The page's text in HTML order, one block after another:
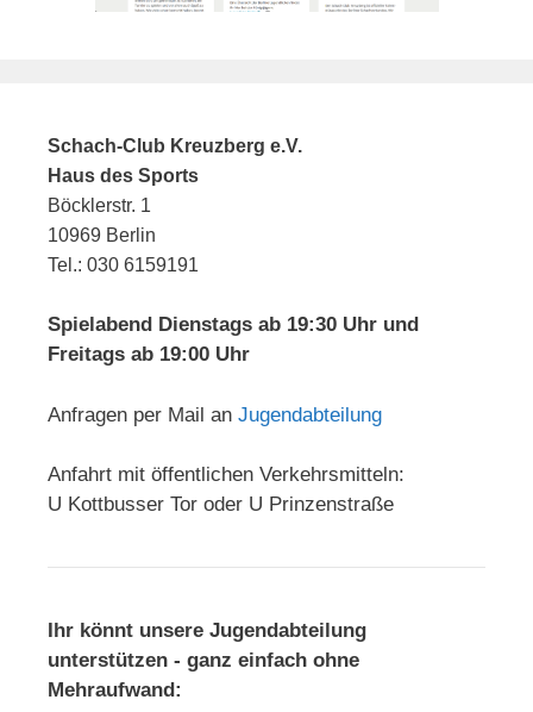
Schach-Club Kreuzberg e.V.
Haus des Sports
Böcklerstr. 1
10969 Berlin
Tel.: 030 6159191
Spielabend Dienstags ab 19:30 Uhr und
Freitags ab 19:00 Uhr
Anfragen per Mail an Jugendabteilung
Anfahrt mit öffentlichen Verkehrsmitteln:
U Kottbusser Tor oder U Prinzenstraße
Ihr könnt unsere Jugendabteilung
unterstützen - ganz einfach ohne
Mehraufwand: